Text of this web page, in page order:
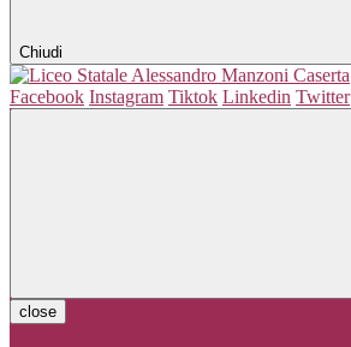
Chiudi
Facebook Instagram Tiktok Linkedin Twitter
close